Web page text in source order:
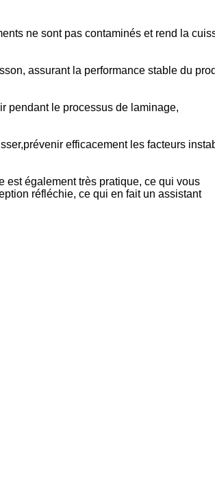
ne sont pas contaminés et rend la
assurant la performance stable du
pendant le processus de laminage,
efficacement les facteurs
est également très pratique, ce qui vous
réfléchie, ce qui en fait un assistant